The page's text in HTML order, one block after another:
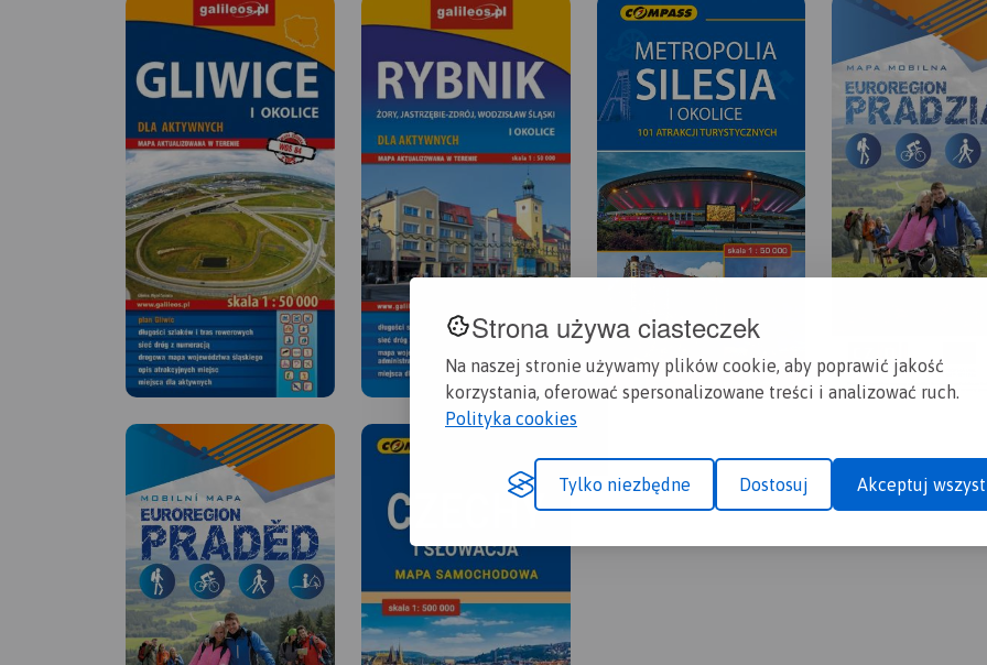
Strona używa ciasteczek
Na naszej stronie używamy plików cookie, aby poprawić jakość
korzystania, oferować spersonalizowane treści i analizować ruch.
Polityka cookies
Tylko niezbędne Dostosuj Akceptuj